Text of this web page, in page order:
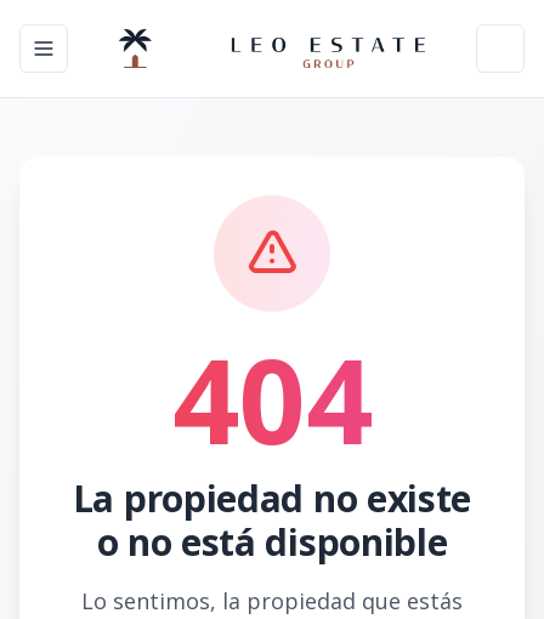
Toggle navigation menu
404
La propiedad no existe
o no está disponible
Lo sentimos, la propiedad que estás